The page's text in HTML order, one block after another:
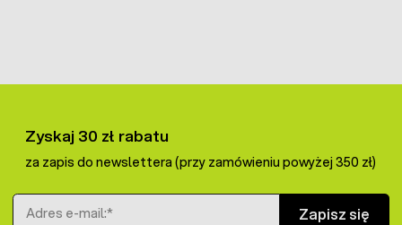
Zyskaj 30 zł rabatu
za zapis do newslettera (przy zamówieniu powyżej 350 zł)
Adres e-mail
Zapisz się